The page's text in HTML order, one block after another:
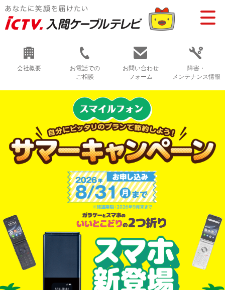
会社概要
お電話での
ご相談
お問い合わせ
フォーム
障害・
メンテナンス情報